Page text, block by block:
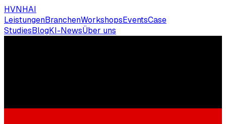
HVNHAI
LeistungenBranchenWorkshopsEventsCase
StudiesBlogKI-NewsÜber uns